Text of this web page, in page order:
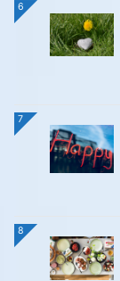
6
7
8